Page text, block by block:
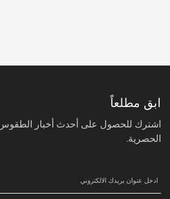
ابق مطلعاً
اشترك للحصول على أحدث أخبار
الحصرية.